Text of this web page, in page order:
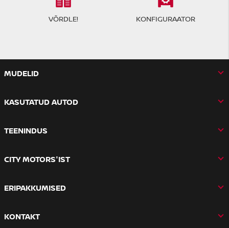
VÕRDLE! KONFIGURAATOR
MUDELID
KASUTATUD AUTOD
TEENINDUS
CITY MOTORS'IST
ERIPAKKUMISED
KONTAKT